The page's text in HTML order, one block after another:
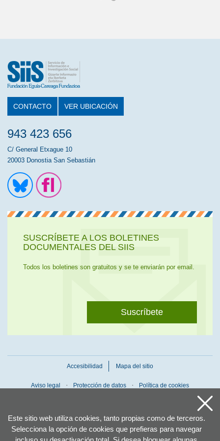
Este sitio web utiliza cookies, tanto propias como de terceros.
Selecciona la opción de cookies que prefieras para navegar
CONTACTO VER UBICACIÓN
943 423 656
C/ General Etxague 10
20003 Donostia San Sebastián
SUSCRÍBETE A LOS BOLETINES
DOCUMENTALES DEL SIIS
Todos los boletines son gratuitos y se te enviarán por email.
Suscríbete
Accesibilidad Mapa del sitio
Aviso legal Protección de datos Política de cookies